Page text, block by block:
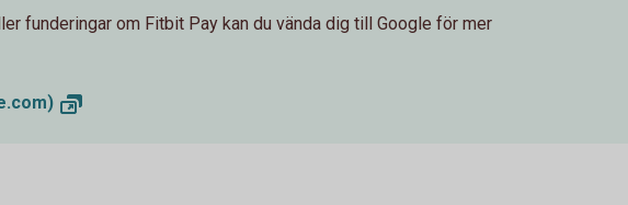
funderingar om Fitbit Pay kan du vända dig till Google för mer